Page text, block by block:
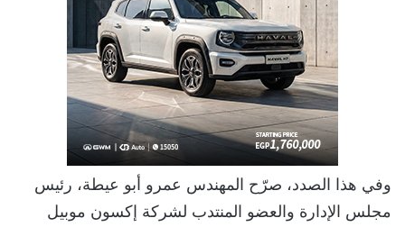
وفي هذا الصدد، صرّح المهندس عمرو أبو عيطة، رئيس
مجلس الإدارة والعضو المنتدب لشركة إكسون موبيل